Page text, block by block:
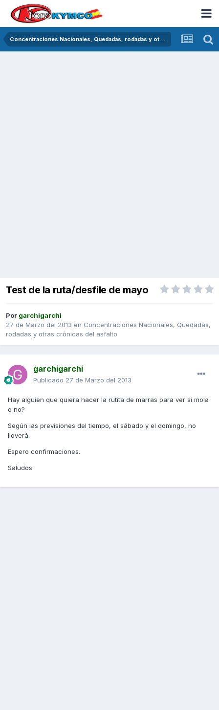
Concentraciones Nacionales, Quedadas, rodadas y otras crónicas del asfalto
Test de la ruta/desfile de mayo
Por garchigarchi
27 de Marzo del 2013 en Concentraciones Nacionales, Quedadas,
rodadas y otras crónicas del asfalto
garchigarchi
Publicado 27 de Marzo del 2013
Hay alguien que quiera hacer la rutita de marras para ver si mola
o no?
Según las previsiones del tiempo, el sábado y el domingo, no
lloverá.
Espero confirmaciones.
Saludos